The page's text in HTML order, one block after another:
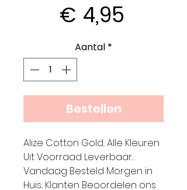
€ 4,95
Aantal *
Bestellen
Alize Cotton Gold.. Alle Kleuren
Uit Voorraad Leverbaar..
Vandaag Besteld Morgen in
Huis.. Klanten Beoordelen ons